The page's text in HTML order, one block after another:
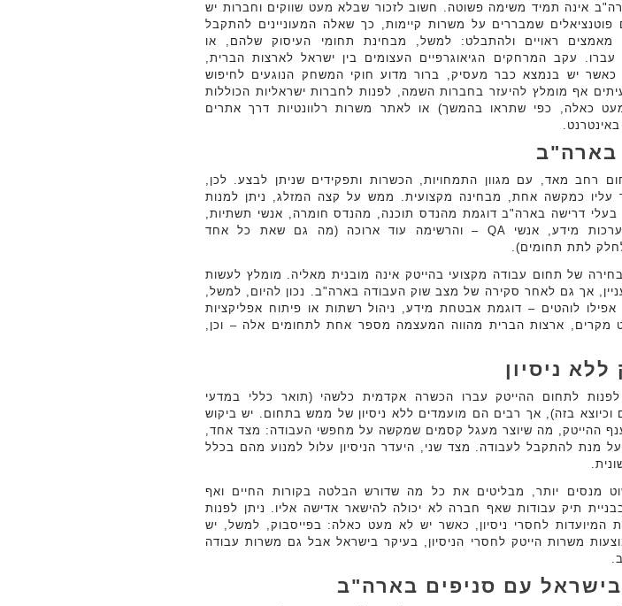
אינה תמיד משימה פשוטה. חשוב לזכור שבלא מעט שווקים וחברות יש
פוטנציאלים שמבררים על משרות קיימות, כך שאלה המעוניינים להתקבל
מאמצים ראויים ולהתבלט: למשל, מבחינת תחומי העיסוק שלהם, או
עקב המרחקים הגיאוגרפיים העצומים בין ישראל לארצות הברית,
כאשר יש בנמצא כבר מעסיק, ברור מדוע חוקי המשחק הנוגעים לחיפוש
אף מומלץ להיעזר בחברות השמה, לפנות לחברות ישראליות הכוללות
כאלה, כפי שתראו בהמשך) או לאתר משרות רלוונטיות דרך אתרים
בארה"ב
רחב מאד, עם מגוון התמחויות, הכשרות ותפקידים שניתן לבצע. לכן,
עליו כמקשה אחת, מבחינה מקצועית. ממש על קצה המזלג, ניתן למנות
בעלי דרישה בארה"ב דוגמת מהנדס תוכנה, מהנדס חומרה, אנשי תשתיות,
מומחי אבטחת מידע ומערכות מידע, אנשי QA – והרשימה עוד ארוכה (מה גם שאת כל אחד
לתת תחומים).
של תחום עבודה מקצועי בהייטק אינה מובנית מאליה. מומלץ לעשות
אך גם לאחר סקירה של מצב שוק העבודה בארה"ב. נכון להיום, למשל,
לוהטים – דוגמת אבטחת מידע, ניהול רשתות או פיתוח אפליקציות
מקרים, ארצות הברית מהווה המעצמה מספר אחת לתחומים אלה – וכן,
ניסיון
לפנות לתחום ההייטק עברו הכשרה אקדמית כלשהי (תואר כללי במדעי
וכיוצא בזה), אך רבים הם מועמדים ללא ניסיון של ממש בתחום. יש ביקוש
ההייטק, מה שיוצר מעגל קסמים שמקשה על מחפשי העבודה: מצד אחד,
על מנת להתקבל לעבודה. מצד שני, היעדר הניסיון עלול למנוע מהם בכלל
מנסים יותר, מבליטים את כל מה שדורש הבלטה בקורות החיים ואף
תיק עבודות שאף חברה לא יכולה להישאר אדישה אליו. ניתן לפנות
המיועדות לחסרי ניסיון, כאשר יש לא מעט כאלה: בפייסבוק, למשל, יש
משרות הייטק לחסרי הניסיון, בעיקר בישראל אבל גם משרות עבודה
עם סניפים בארה"ב